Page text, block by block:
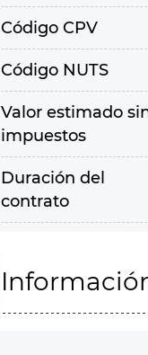
Código CPV
Código NUTS
Valor estimado
impuestos
Duración del
contrato